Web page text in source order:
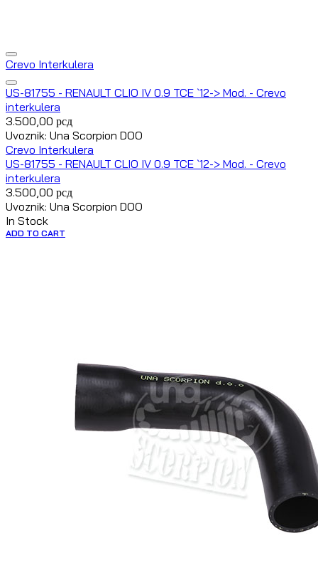
Crevo Interkulera
US-81755 - RENAULT CLIO IV 0.9 TCE `12-> Mod. - Crevo
interkulera
3.500,00 рсд
Uvoznik: Una Scorpion DOO
Crevo Interkulera
US-81755 - RENAULT CLIO IV 0.9 TCE `12-> Mod. - Crevo
interkulera
3.500,00 рсд
Uvoznik: Una Scorpion DOO
In Stock
ADD TO CART